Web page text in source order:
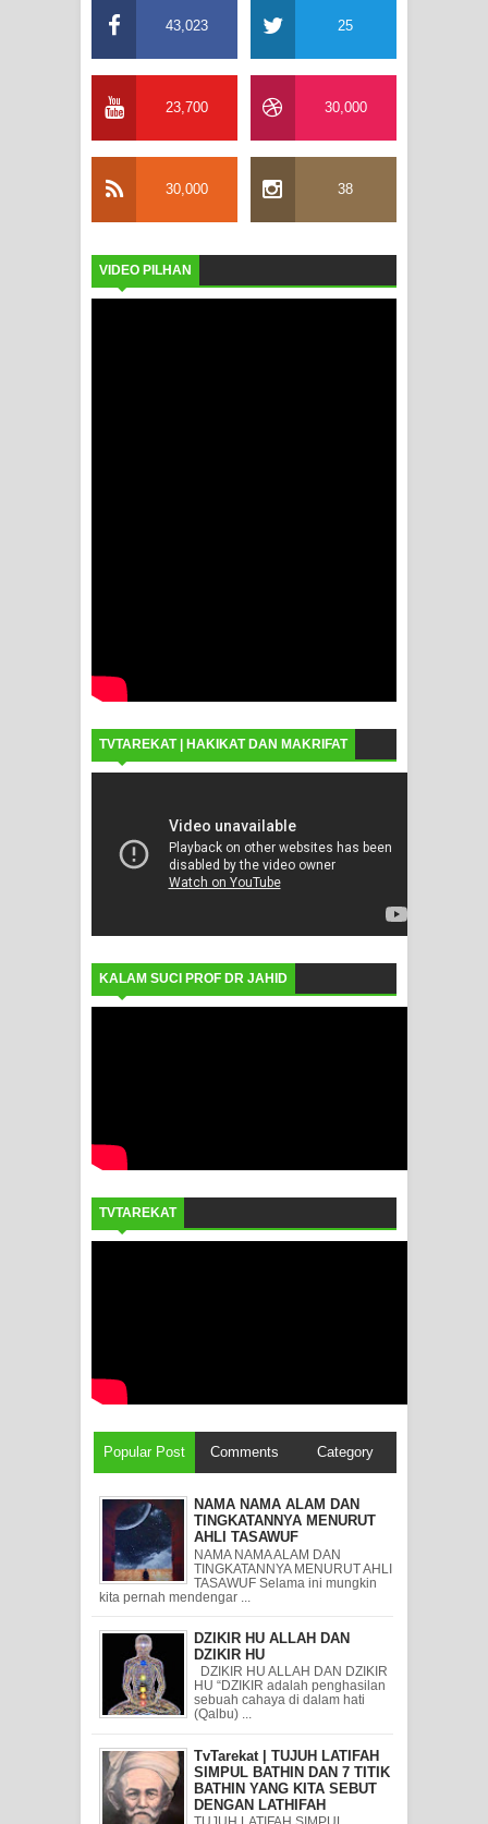
43,023 25
23,700 30,000
30,000 38
VIDEO PILHAN
TVTAREKAT | HAKIKAT DAN MAKRIFAT
KALAM SUCI PROF DR JAHID
TVTAREKAT
Popular Post Comments Category
NAMA NAMA ALAM DAN
TINGKATANNYA MENURUT
AHLI TASAWUF
NAMA NAMA ALAM DAN
TINGKATANNYA MENURUT AHLI
TASAWUF Selama ini mungkin
kita pernah mendengar ...
DZIKIR HU ALLAH DAN
DZIKIR HU
DZIKIR HU ALLAH DAN DZIKIR
HU “DZIKIR adalah penghasilan
sebuah cahaya di dalam hati
(Qalbu) ...
TvTarekat | TUJUH LATIFAH
SIMPUL BATHIN DAN 7 TITIK
BATHIN YANG KITA SEBUT
DENGAN LATHIFAH